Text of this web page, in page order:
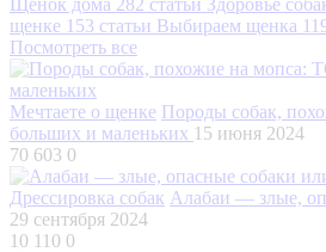
щенке 153 статьи Выбираем щенка
Посмотреть все
Мечтаете о щенке Породы собак,
больших и маленьких 15 июня 2024
70 603 0
Дрессировка собак Алабаи — злые,
29 сентября 2024
10 110 0